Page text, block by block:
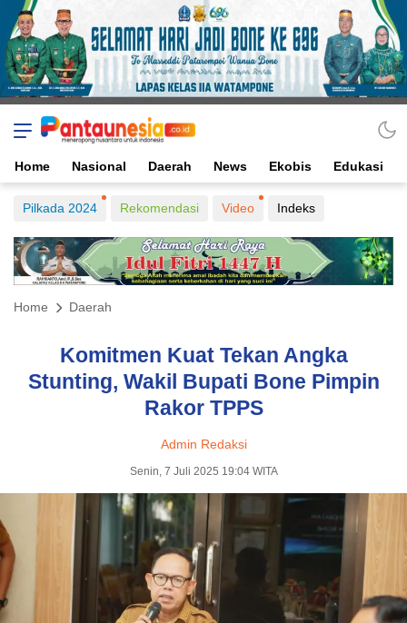
Home Nasional Daerah News Ekobis Edukasi
Pilkada 2024 Rekomendasi Video Indeks
Home Daerah
Komitmen Kuat Tekan Angka
Stunting, Wakil Bupati Bone Pimpin
Rakor TPPS
Admin Redaksi
Senin, 7 Juli 2025 19:04 WITA